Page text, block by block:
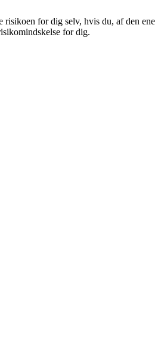
for dig selv, hvis du, af den ene
for dig.